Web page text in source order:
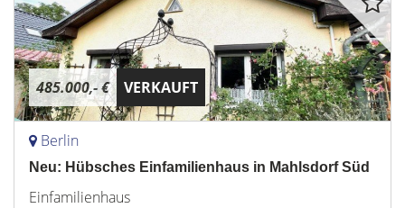
485.000,- € VERKAUFT
Berlin
Neu: Hübsches Einfamilienhaus in Mahlsdorf Süd
Einfamilienhaus